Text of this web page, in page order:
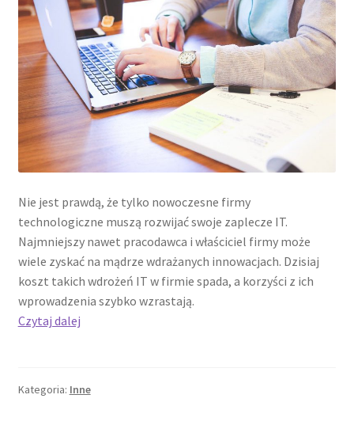
Nie jest prawdą, że tylko nowoczesne firmy
technologiczne muszą rozwijać swoje zaplecze IT.
Najmniejszy nawet pracodawca i właściciel firmy może
wiele zyskać na mądrze wdrażanych innowacjach. Dzisiaj
koszt takich wdrożeń IT w firmie spada, a korzyści z ich
wprowadzenia szybko wzrastają.
Czytaj dalejKażda
na
Kategoria: Inne